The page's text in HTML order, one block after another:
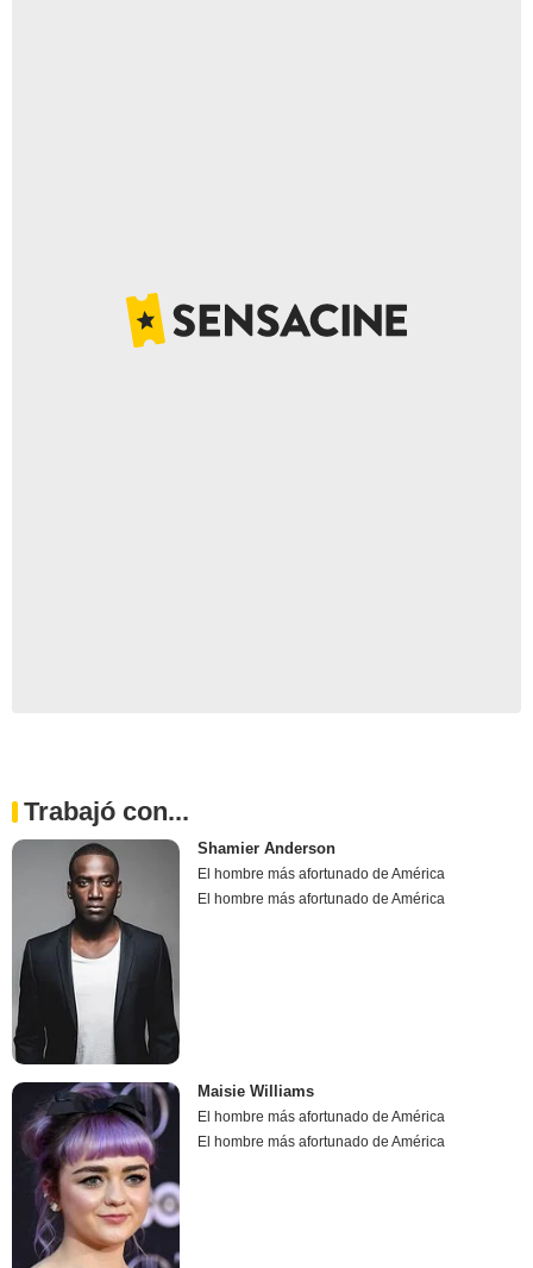
Trabajó con...
Shamier Anderson
El hombre más afortunado de América
El hombre más afortunado de América
Maisie Williams
El hombre más afortunado de América
El hombre más afortunado de América